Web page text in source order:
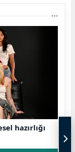
hazırlığı